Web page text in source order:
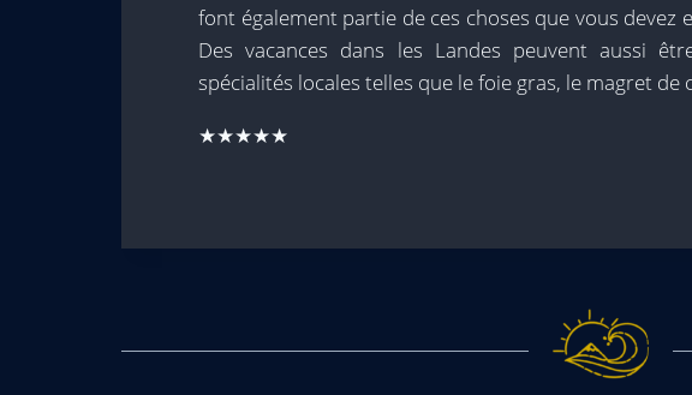
font également partie de ces choses que vous devez
Des vacances dans les Landes peuvent aussi
spécialités locales telles que le foie gras, le magret de
★★★★★